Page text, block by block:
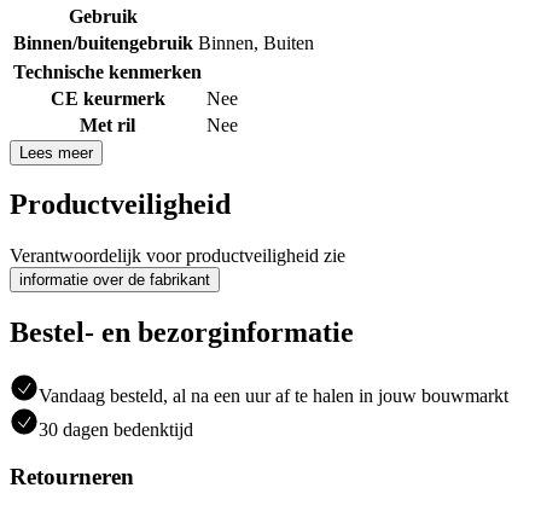
Gebruik
Binnen/buitengebruik Binnen, Buiten
Technische kenmerken
CE keurmerk
Nee
Met ril
Nee
Lees meer
Productveiligheid
Verantwoordelijk voor productveiligheid zie
informatie over de fabrikant
Bestel- en bezorginformatie
Vandaag besteld, al na een uur af te halen in jouw bouwmarkt
30 dagen bedenktijd
Retourneren